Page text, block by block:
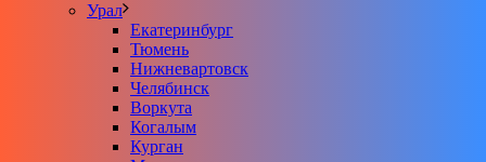
Урал
Екатеринбург
Тюмень
Нижневартовск
Челябинск
Воркута
Когалым
Курган